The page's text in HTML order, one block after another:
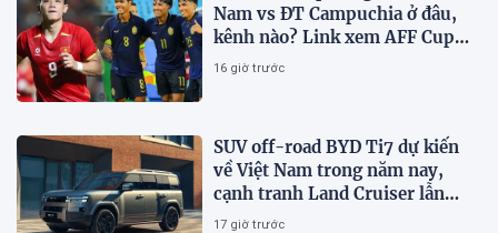
Nam vs ĐT Campuchia ở đâu,
kênh nào? Link xem AFF Cup
2026 trên VTV3, VTV6
16 giờ trước
SUV off-road BYD Ti7 dự kiến
về Việt Nam trong năm nay,
cạnh tranh Land Cruiser lẫn
Defender
17 giờ trước